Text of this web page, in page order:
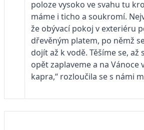
poloze vysoko ve svahu tu
máme i ticho a soukromí.
že obývací pokoj v exteriéru
dřevěným platem, po němž
dojít až k vodě. Těšíme se, až
opět zaplaveme a na Vánoce
kapra,“ rozloučila se s námi